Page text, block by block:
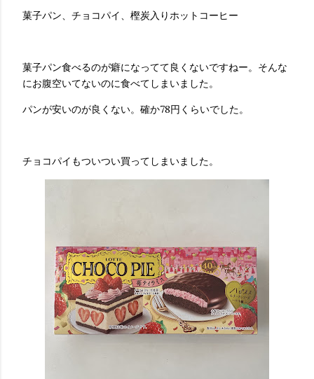
菓子パン、チョコパイ、樫炭入りホットコーヒー
菓子パン食べるのが癖になってて良くないですねー。そんな
にお腹空いてないのに食べてしまいました。
パンが安いのが良くない。確か78円くらいでした。
チョコパイもついつい買ってしまいました。